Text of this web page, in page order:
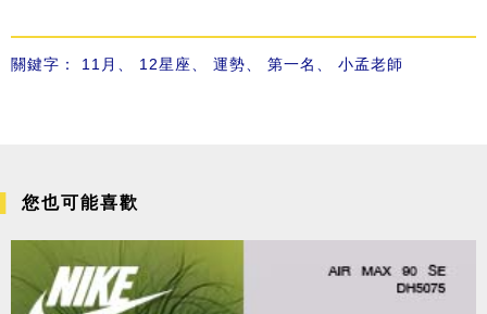
關鍵字： 11月 12星座 運勢 第一名 小孟老師
您也可能喜歡